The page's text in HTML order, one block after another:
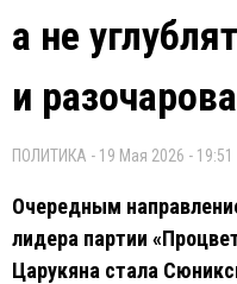
а не
и
ПОЛИТИКА - 19 Мая 2026 -
Очередным
лидера партии
Царукяна стала